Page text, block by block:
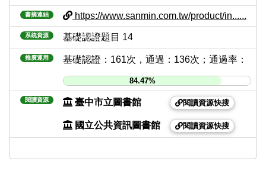
書摘連結 https://www.sanmin.com.tw/product/in......
系統資源 基礎認證題目 14
推廣運用 基礎認證：161次，通過：136次；通過率：
84.47%
閱讀資源 臺中市立圖書館 閱讀資源快搜
國立公共資訊圖書館 閱讀資源快搜